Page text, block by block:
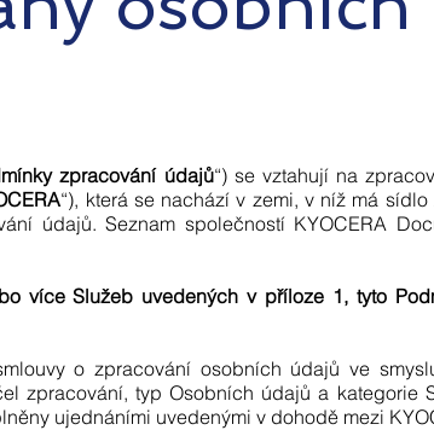
zpracování údajů“) se vztahují na
“), která se nachází v zemi, v níž má
údajů. Seznam společností KYOCERA
více Služeb uvedených v příloze 1, tyto
o zpracování osobních údajů ve
zpracování, typ Osobních údajů a kategorie
ujednáními uvedenými v dohodě mezi